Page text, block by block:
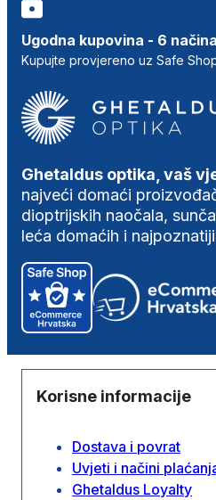
Ugodna kupovina - 6
Kupujte provjereno uz Safe
Ghetaldus optika, vaš
najveći domaći
dioptrijskih naočala,
leća domaćih i
Korisne informacije
Dostava i povrat
Uvjeti i načini
Ghetaldus Loyalty